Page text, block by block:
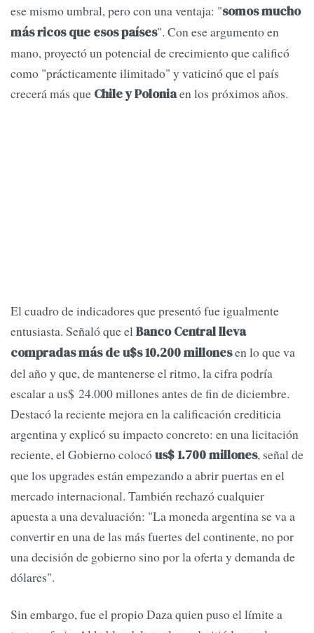
ese mismo umbral, pero con una ventaja: "somos mucho
más ricos que esos países". Con ese argumento en
mano, proyectó un potencial de crecimiento que calificó
como "prácticamente ilimitado" y vaticinó que el país
crecerá más que Chile y Poloniaen los próximos años.
El cuadro de indicadores que presentó fue igualmente
entusiasta. Señaló que elBanco Central lleva
compradas más de u$s 10.200 millonesen lo que va
del año y que, de mantenerse el ritmo, la cifra podría
escalar a us$ 24.000 millones antes de fin de diciembre.
Destacó la reciente mejora en la calificación crediticia
argentina y explicó su impacto concreto: en una licitación
reciente, el Gobierno colocóus$ 1.700 millones, señal de
que los upgrades están empezando a abrir puertas en el
mercado internacional. También rechazó cualquier
apuesta a una devaluación: "La moneda argentina se va a
convertir en una de las más fuertes del continente, no por
una decisión de gobierno sino por la oferta y demanda de
dólares".
Sin embargo, fue el propio Daza quien puso el límite a